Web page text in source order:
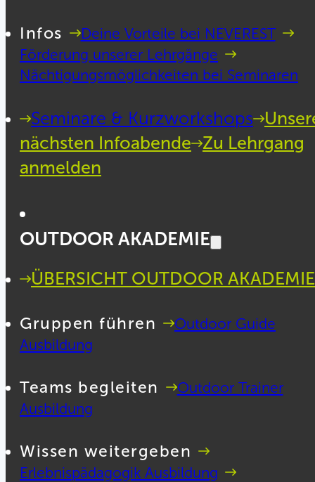
Infos
Deine Vorteile bei NEVEREST
Förderung unserer Lehrgänge
Nächtigungsmöglichkeiten bei Seminaren
Seminare & Kurzworkshops
nächsten Infoabende Zu Lehrgang
anmelden
OUTDOOR AKADEMIE
ÜBERSICHT OUTDOOR AKADEMIE
Gruppen führen
Outdoor Guide
Ausbildung
Teams begleiten
Outdoor Trainer
Ausbildung
Wissen weitergeben
Erlebnispädagogik Ausbildung